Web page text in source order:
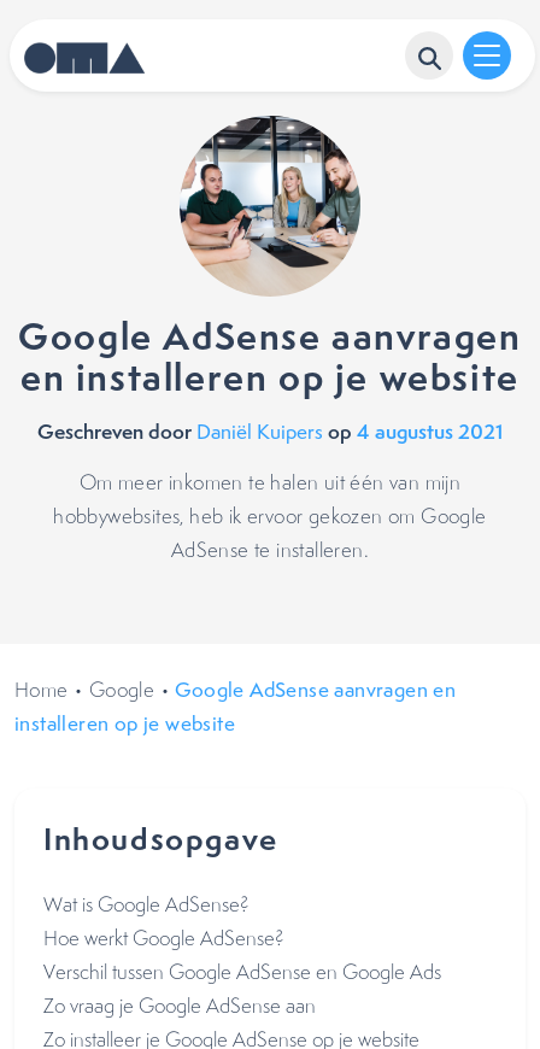
Google AdSense aanvragen
en installeren op je website
Geschreven door Daniël Kuipers op 4 augustus 2021
Om meer inkomen te halen uit één van mijn
hobbywebsites, heb ik ervoor gekozen om Google
AdSense te installeren.
Home • Google •Google AdSense aanvragen en
installeren op je website
Inhoudsopgave
Wat is Google AdSense?
Hoe werkt Google AdSense?
Verschil tussen Google AdSense en Google Ads
Zo vraag je Google AdSense aan
Zo installeer je Google AdSense op je website